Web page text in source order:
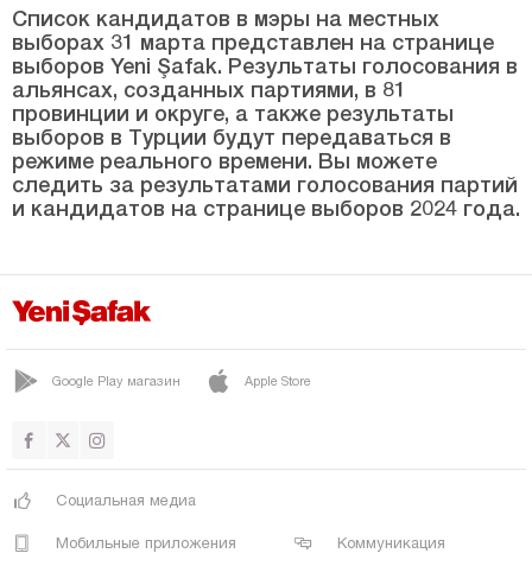
Йозгат
Зонгулдак
Список кандидатов в мэры на местных
выборах 31 марта представлен на странице
выборов Yeni Şafak. Результаты голосования в
альянсах, созданных партиями, в 81
провинции и округе, а также результаты
выборов в Турции будут передаваться в
режиме реального времени. Вы можете
следить за результатами голосования партий
и кандидатов на странице выборов 2024 года.
Google Play магазин Apple Store
Социальная медиа
Мобильные приложения Коммуникация